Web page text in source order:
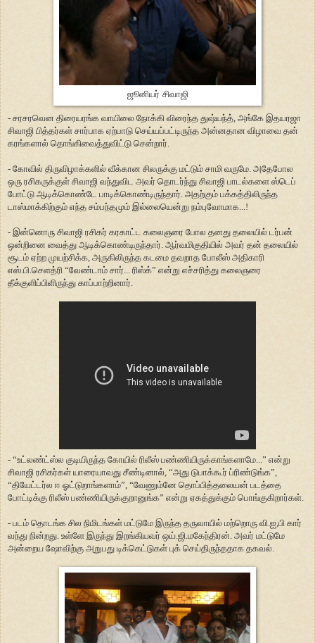
ஜூனியர் சிவாஜி
- சரசரவென திரையரங்க வாயிலை நோக்கி விரைந்த துஷ்யந்த், அங்கே இதயரஜா
சிவாஜி பித்தர்கள் சார்பாக ஏற்பாடு செய்யப்பட்டிருந்த அன்னதான விழாவை தன்
கரங்களால் தொங்கிவைத்துவிட்டு சென்றார்.
- கோவில் திருவிழாக்களில் வீக்கான சிலருக்கு மட்டும் சாமி வருமே. அதேபோல
ஒரு ரசிகருக்குள் சிவாஜி வந்துவிட அவர் தொடர்ந்து சிவாஜி பாடல்களை ஸ்டெப்
போட்டு ஆடிக்கொண்டே பாடிக்கொண்டிருந்தார். அதற்கும் பக்கத்திலிருந்த
டாஸ்மாக்கிற்கும் எந்த சம்பந்தமும் இல்லையென்று நம்புவோமாக...!
- இன்னொரு சிவாஜி ரசிகர் கரகாட்ட கலைஞரை போல தனது தலையில் டர்பன்
ஒன்றினை வைத்து ஆடிக்கொண்டிருந்தார். ஆர்வமிகுதியில் அவர் தன் தலையில்
சூடம் ஏற்ற முயற்சிக்க, அருகிலிருந்த கடமை தவறாத போலீஸ் அதிகாரி
எஸ்.பி.செளத்ரி “வேண்டாம் சார்... ரிஸ்க்” என்று எச்சரித்து கலைஞரை
தீக்குளிப்பிளிருந்து காப்பாற்றினார்.
- “உட்லண்ட்ஸ்ல குடியிருந்த கோயில் ரிலீஸ் பண்ணியிருக்காங்களாமே...” என்று
சிவாஜி ரசிகர்கள் யாரையாவது சீண்டினால், “அது டுபாக்கூர் ப்ரிண்டுங்க”,
“தியேட்டர்ல ஈ ஓட்டுறாங்களாம்”, “வேணும்னே தொப்பித்தலையன் படத்தை
போட்டிக்கு ரிலீஸ் பண்ணியிருக்குறானுங்க” என்று ஏகத்துக்கும் பொங்குகிறார்கள்.
- படம் தொடங்க சில நிமிடங்கள் மட்டுமே இருந்த தருவாயில் மற்றொரு வி.ஐ,பி கார்
வந்து நின்றது. உள்ளே இருந்து இறங்கியவர் ஒய்.ஜி.மகேந்திரன். அவர் மட்டுமே
அன்றைய ஷோவிற்கு அறுபது டிக்கெட்டுகள் புக் செய்திருந்ததாக தகவல்.